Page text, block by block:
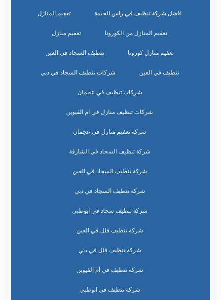
افضل شركة تنظيف في راس الخيمة تعقيم المنازل
تعقيم المنازل من الكورونا تعقيم منازل
تعقيم منازل كورونا تنظيف السجاد في العين
تنظيف في العين شركات تنظيف السجاد في دبي
شركات تنظيف في عجمان
شركات تنظيف منازل في ام القيوين
شركة تعقيم منازل في عجمان
شركة تنظيف السجاد في الشارقة
شركة تنظيف السجاد في العين
شركة تنظيف السجاد في دبي
شركة تنظيف سجاد في ابوظبي
شركة تنظيف فلل في العين
شركة تنظيف فلل في دبي
شركة تنظيف في أم القيوين
شركة تنظيف في ابوظبي